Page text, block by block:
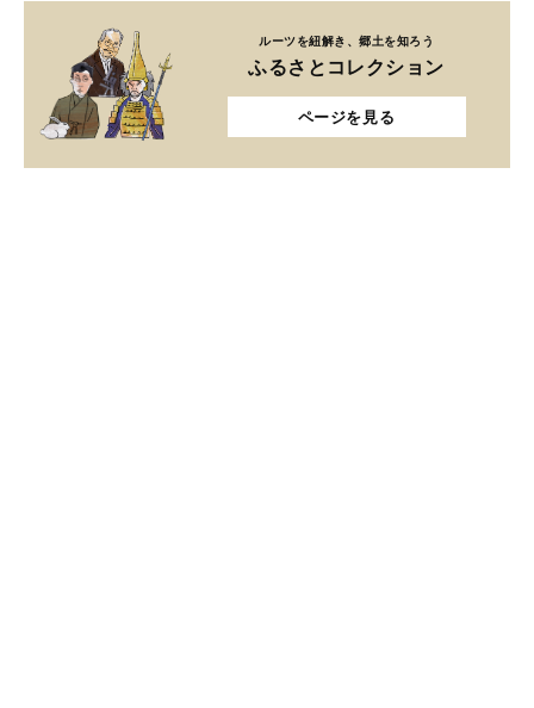
ルーツを紐解き、郷土を知ろう
ふるさとコレクション
ページを見る